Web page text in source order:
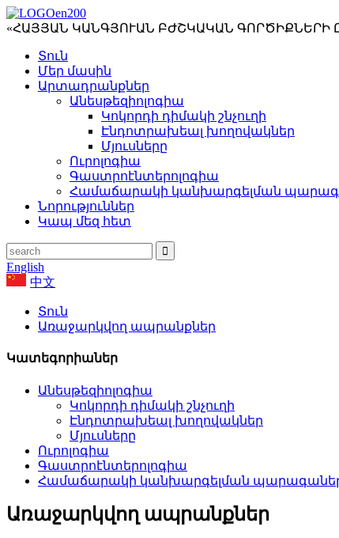
«ՀԱՅՅԱՆ ԿԱՆԳՅՈՒԱՆ ԲԺՇԿԱԿԱՆ ԳՈՐԾԻՔՆԵՐԻ
Տուն
Մեր մասին
Արտադրանքներ
Անեսթեզիոլոգիա
Կոկորդի դիմակի շնչուղի
Էնդոտրախեալ խողովակներ
Մյուսները
Ուրոլոգիա
Գաստրոէնտերոլոգիա
Համաճարակի կանխարգելման
Նորություններ
Կապ մեզ հետ
English
中文
Տուն
Առաջարկվող ապրանքներ
Կատեգորիաներ
Անեսթեզիոլոգիա
Կոկորդի դիմակի շնչուղի
Էնդոտրախեալ խողովակներ
Մյուսները
Ուրոլոգիա
Գաստրոէնտերոլոգիա
Համաճարակի կանխարգելման
Առաջարկվող ապրանքներ